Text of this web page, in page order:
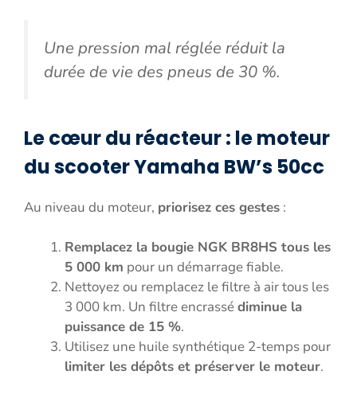
Une pression mal réglée réduit la
durée de vie des pneus de 30 %.
Le cœur du réacteur : le moteur
du scooter Yamaha BW’s 50cc
Au niveau du moteur, priorisez ces gestes :
Remplacez la bougie NGK BR8HS tous les
5 000 km pour un démarrage fiable.
Nettoyez ou remplacez le filtre à air tous les
3 000 km. Un filtre encrassédiminue la
puissance de 15 %.
Utilisez une huile synthétique 2-temps pour
limiter les dépôts et préserver le moteur.